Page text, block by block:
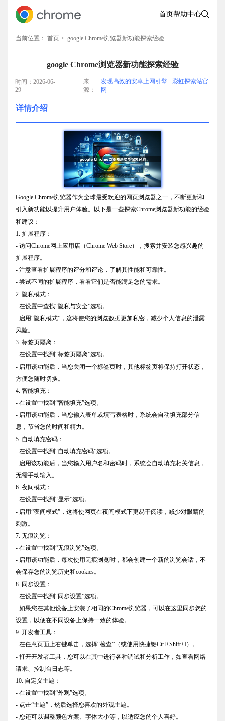
首页帮助中心
当前位置： 首页 > google Chrome浏览器新功能探索经验
google Chrome浏览器新功能探索经验
时间：2026-06-
29
来
源：
发现高效的安卓上网引擎 - 彩虹探索站官
网
详情介绍
Google Chrome浏览器作为全球最受欢迎的网页浏览器之一，不断更新和
引入新功能以提升用户体验。以下是一些探索Chrome浏览器新功能的经验
和建议：
1. 扩展程序：
- 访问Chrome网上应用店（Chrome Web Store），搜索并安装您感兴趣的
扩展程序。
- 注意查看扩展程序的评分和评论，了解其性能和可靠性。
- 尝试不同的扩展程序，看看它们是否能满足您的需求。
2. 隐私模式：
- 在设置中查找“隐私与安全”选项。
- 启用“隐私模式”，这将使您的浏览数据更加私密，减少个人信息的泄露
风险。
3. 标签页隔离：
- 在设置中找到“标签页隔离”选项。
- 启用该功能后，当您关闭一个标签页时，其他标签页将保持打开状态，
方便您随时切换。
4. 智能填充：
- 在设置中找到“智能填充”选项。
- 启用该功能后，当您输入表单或填写表格时，系统会自动填充部分信
息，节省您的时间和精力。
5. 自动填充密码：
- 在设置中找到“自动填充密码”选项。
- 启用该功能后，当您输入用户名和密码时，系统会自动填充相关信息，
无需手动输入。
6. 夜间模式：
- 在设置中找到“显示”选项。
- 启用“夜间模式”，这将使网页在夜间模式下更易于阅读，减少对眼睛的
刺激。
7. 无痕浏览：
- 在设置中找到“无痕浏览”选项。
- 启用该功能后，每次使用无痕浏览时，都会创建一个新的浏览会话，不
会保存您的浏览历史和cookies。
8. 同步设置：
- 在设置中找到“同步设置”选项。
- 如果您在其他设备上安装了相同的Chrome浏览器，可以在这里同步您的
设置，以便在不同设备上保持一致的体验。
9. 开发者工具：
- 在任意页面上右键单击，选择“检查”（或使用快捷键Ctrl+Shift+I）。
- 打开开发者工具，您可以在其中进行各种调试和分析工作，如查看网络
请求、控制台日志等。
10. 自定义主题：
- 在设置中找到“外观”选项。
- 点击“主题”，然后选择您喜欢的外观主题。
- 您还可以调整颜色方案、字体大小等，以适应您的个人喜好。